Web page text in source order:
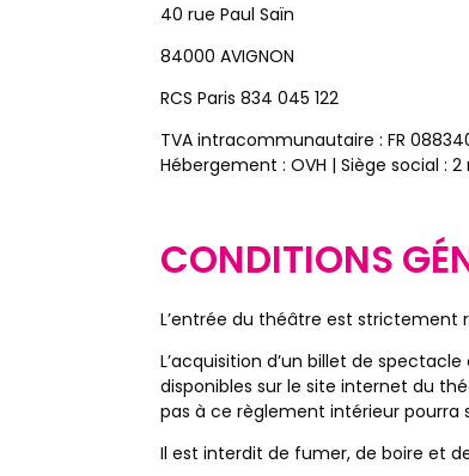
40 rue Paul Saïn
84000 AVIGNON
RCS Paris 834 045 122
TVA intracommunautaire : FR
Hébergement : OVH | Siège social :
CONDITIONS
L’entrée du théâtre est strictement
L’acquisition d’un billet de
disponibles sur le site internet du
pas à ce règlement intérieur pourra
Il est interdit de fumer, de boire et